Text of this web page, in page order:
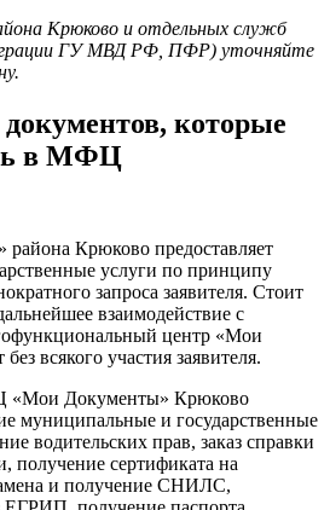
Крюково и отдельных служб
ГУ МВД РФ, ПФР) уточняйте
которые
в МФЦ
Крюково предоставляет
услуги по принципу
запроса заявителя. Стоит
взаимодействие с
центр «Мои
всякого участия заявителя.
«Мои Документы» Крюково
муниципальные и государственные
водительских прав, заказ справки
получение сертификата на
и получение СНИЛС,